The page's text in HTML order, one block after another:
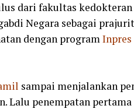
dari fakultas kedokteran
Negara sebagai prajurit
dengan programInpres
sampai menjalankan
Lalu penempatan